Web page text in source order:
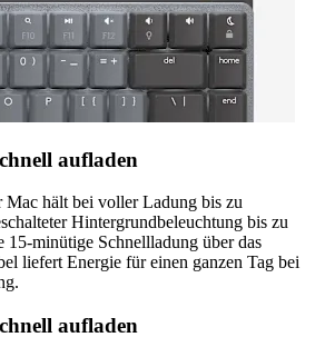
aufladen
hält bei voller Ladung bis zu
Hintergrundbeleuchtung bis zu
15-minütige Schnellladung über das
liefert Energie für einen ganzen Tag bei
aufladen